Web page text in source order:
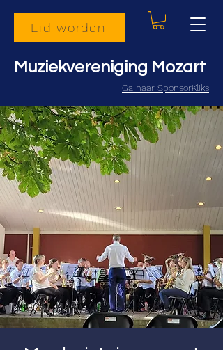
Muziekvereniging Mozart
Ga naar SponsorKliks
Lid worden